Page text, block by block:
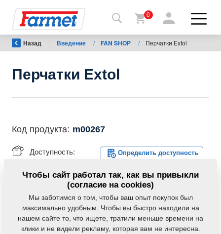
Назад
на
Фармет-
шоп
Мои
машины
скачиванию
0
Назад Введение / FAN SHOP / Перчатки Extol
Перчатки Extol
Код продукта: m00267
Доступность: Определить доступность
Вес:
Чтобы сайт работал так, как вы привыкли
(согласие на cookies)
Мы заботимся о том, чтобы ваш опыт покупок был
максимально удобным. Чтобы вы быстро находили на
нашем сайте то, что ищете, тратили меньше времени на
клики и не видели рекламу, которая вам не интересна.